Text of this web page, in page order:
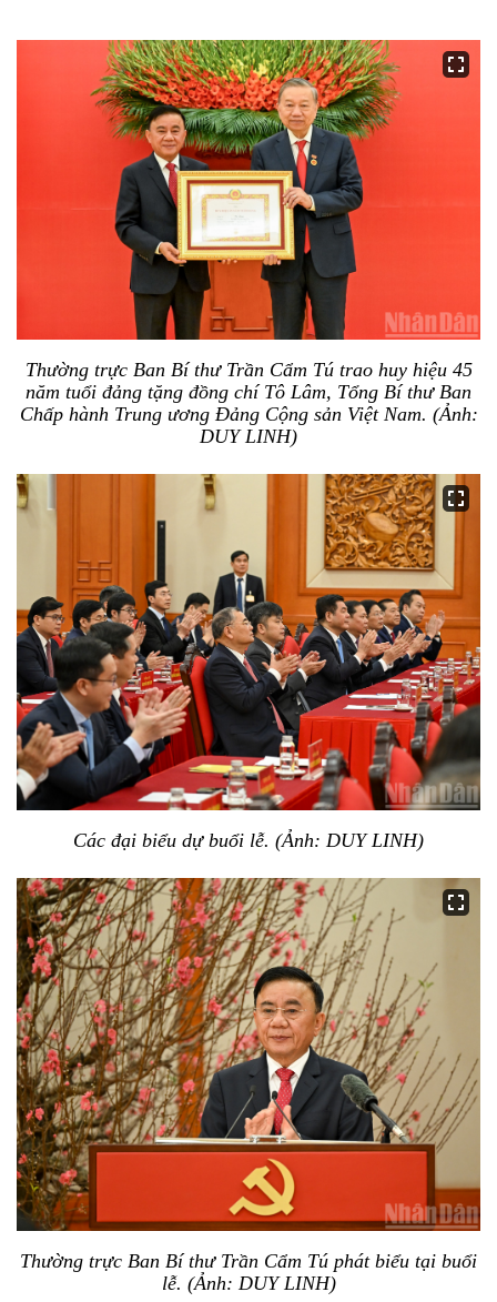
Thường trực Ban Bí thư Trần Cẩm Tú trao huy hiệu 45
năm tuổi đảng tặng đồng chí Tô Lâm, Tổng Bí thư Ban
Chấp hành Trung ương Đảng Cộng sản Việt Nam. (Ảnh:
DUY LINH)
Các đại biểu dự buổi lễ. (Ảnh: DUY LINH)
Thường trực Ban Bí thư Trần Cẩm Tú phát biểu tại buổi
lễ. (Ảnh: DUY LINH)